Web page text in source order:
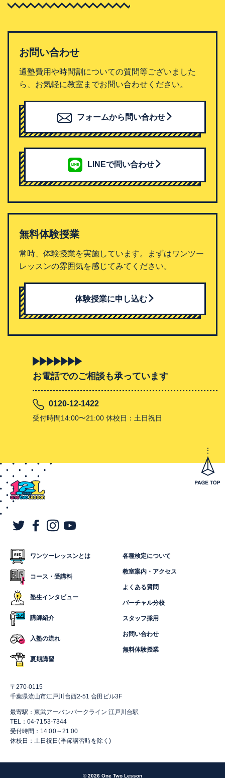
お問い合わせ
通塾費用や時間割についての質問等ございました
ら、お気軽に教室までお問い合わせください。
フォームから問い合わせ
LINEで問い合わせ
無料体験授業
常時、体験授業を実施しています。まずはワンツー
レッスンの雰囲気を感じてみてください。
体験授業に申し込む
お電話でのご相談も承っています
0120-12-1422
受付時間14:00〜21:00 休校日：土日祝日
ワンツーレッスンとは
コース・受講料
塾生インタビュー
講師紹介
入塾の流れ
夏期講習
各種検定について
教室案内・アクセス
よくある質問
バーチャル分校
スタッフ採用
お問い合わせ
無料体験授業
〒270-0115
千葉県流山市江戸川台西2-51 合田ビル3F
最寄駅：東武アーバンパークライン 江戸川台駅
TEL：04-7153-7344
受付時間：14:00～21:00
休校日：土日祝日(季節講習時を除く)
© 2026 One Two Lesson